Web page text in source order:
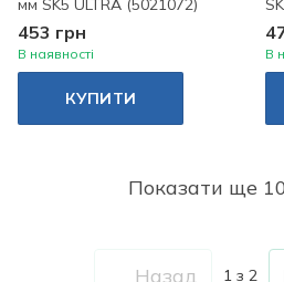
мм SK5 ULTRA (5021072)
453 грн
В наявності
КУПИТИ
В
Показати ще
Назад 1 з 2